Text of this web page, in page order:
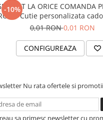
-10%
LA ORICE COMANDA
- Cutie personalizata
and Yang
0,01 RON0,01 RON
CONFIGUREAZA
Nu rata ofertele si
sa primesc newsletter cu